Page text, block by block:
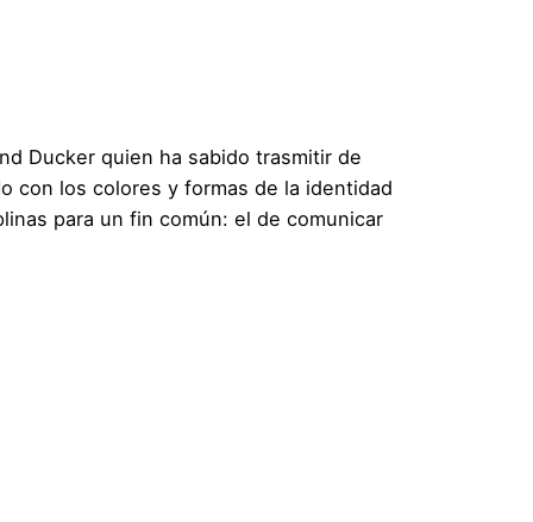
Ducker quien ha sabido trasmitir de
con los colores y formas de la identidad
para un fin común: el de comunicar